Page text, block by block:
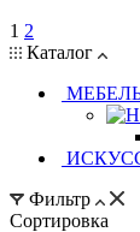
1 2
Каталог
Фильтр
Сортировка